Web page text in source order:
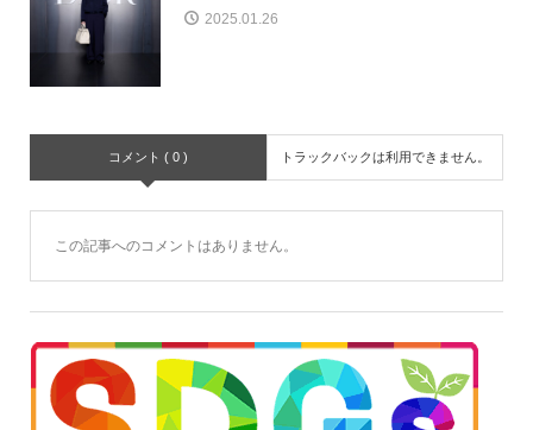
2025.01.26
コメント ( 0 ) トラックバックは利用できません。
この記事へのコメントはありません。